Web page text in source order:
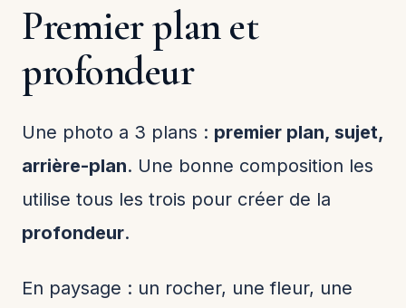
Premier plan et
profondeur
Une photo a 3 plans : premier plan, sujet,
arrière-plan. Une bonne composition les
utilise tous les trois pour créer de la
profondeur.
En paysage : un rocher, une fleur, une